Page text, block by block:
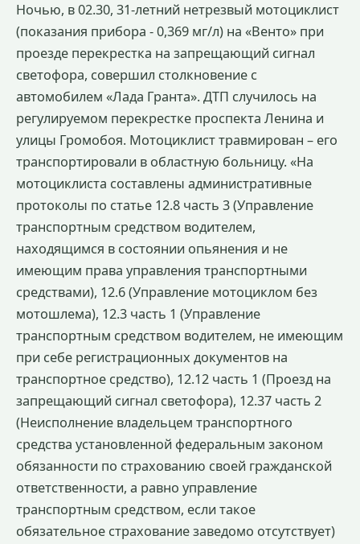
Ночью, в 02.30, 31-летний нетрезвый мотоциклист
(показания прибора - 0,369 мг/л) на «Венто» при
проезде перекрестка на запрещающий сигнал
светофора, совершил столкновение с
автомобилем «Лада Гранта». ДТП случилось на
регулируемом перекрестке проспекта Ленина и
улицы Громобоя. Мотоциклист травмирован – его
транспортировали в областную больницу. «На
мотоциклиста составлены административные
протоколы по статье 12.8 часть 3 (Управление
транспортным средством водителем,
находящимся в состоянии опьянения и не
имеющим права управления транспортными
средствами), 12.6 (Управление мотоциклом без
мотошлема), 12.3 часть 1 (Управление
транспортным средством водителем, не имеющим
при себе регистрационных документов на
транспортное средство), 12.12 часть 1 (Проезд на
запрещающий сигнал светофора), 12.37 часть 2
(Неисполнение владельцем транспортного
средства установленной федеральным законом
обязанности по страхованию своей гражданской
ответственности, а равно управление
транспортным средством, если такое
обязательное страхование заведомо отсутствует)